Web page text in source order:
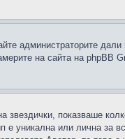
администраторите
на сайта на phpBB
звездички, показваше
е уникална или лична за